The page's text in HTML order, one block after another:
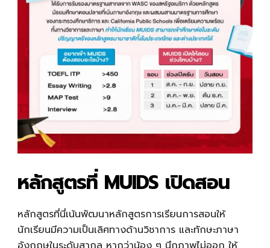
หลักสูตรที่ MUIDS เปิดสอน
หลักสูตรที่นี่เน้นพัฒนาหลักสูตรการเรียนการสอนให้
นักเรียนมีความเป็นเลิศทางด้านวิชาการ และทักษะภาษา